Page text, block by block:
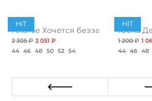
HIT
Платье Хочется беззаботности,
2 305 ₽ 2 051 ₽
44 46 48 50 52 54
HIT
Юбка
1 200 ₽ 1
44 46 48